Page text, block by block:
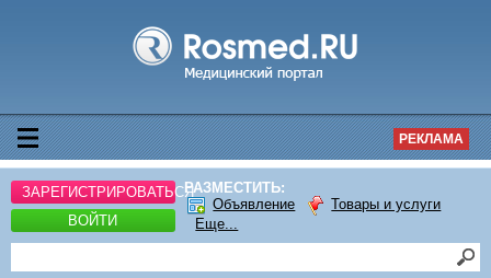
РЕКЛАМА
ЗАРЕГИСТРИРОВАТЬСЯ
ВОЙТИ
РАЗМЕСТИТЬ:
Объявление
Товары и услуги
Еще...